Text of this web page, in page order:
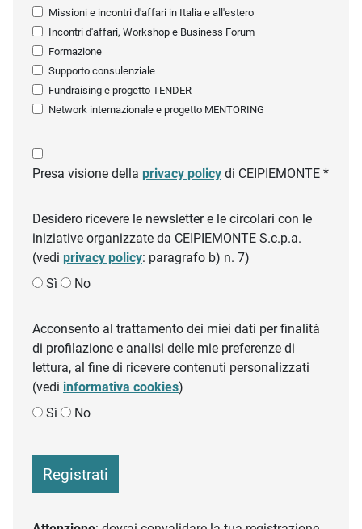
Missioni e incontri d'affari in Italia e all'estero
Incontri d'affari, Workshop e Business Forum
Formazione
Supporto consulenziale
Fundraising e progetto TENDER
Network internazionale e progetto MENTORING
Presa visione della privacy policy di CEIPIEMONTE *
Desidero ricevere le newsletter e le circolari con le
iniziative organizzate da CEIPIEMONTE S.c.p.a.
(vedi privacy policy: paragrafo b) n. 7)
Sì
No
Acconsento al trattamento dei miei dati per finalità
di profilazione e analisi delle mie preferenze di
lettura, al fine di ricevere contenuti personalizzati
(vedi informativa cookies)
Sì
No
Registrati